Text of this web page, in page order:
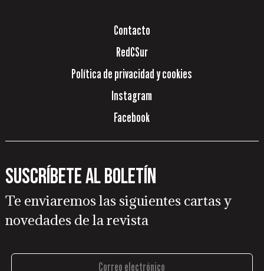
Contacto
RedCSur
Política de privacidad y cookies
Instagram
Facebook
Suscríbete al boletín
Te enviaremos las siguientes cartas y
novedades de la revista